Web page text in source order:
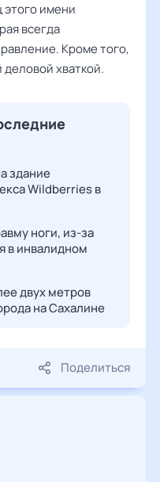
этого имени
всегда
Кроме того,
хваткой.
здание
Wildberries в
ноги, из-за
в инвалидном
двух метров
на Сахалине
Поделиться